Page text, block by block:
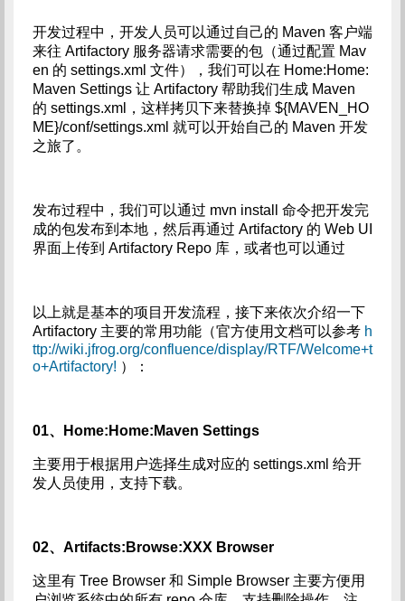
开发过程中，开发人员可以通过自己的 Maven 客户端
来往 Artifactory 服务器请求需要的包（通过配置 Mav
en 的 settings.xml 文件），我们可以在 Home:Home:
Maven Settings 让 Artifactory 帮助我们生成 Maven
的 settings.xml，这样拷贝下来替换掉 ${MAVEN_HO
ME}/conf/settings.xml 就可以开始自己的 Maven 开发
之旅了。
发布过程中，我们可以通过 mvn install 命令把开发完
成的包发布到本地，然后再通过 Artifactory 的 Web UI
界面上传到 Artifactory Repo 库，或者也可以通过
以上就是基本的项目开发流程，接下来依次介绍一下
Artifactory 主要的常用功能（官方使用文档可以参考 h
ttp://wiki.jfrog.org/confluence/display/RTF/Welcome+t
o+Artifactory! ）：
01、Home:Home:Maven Settings
主要用于根据用户选择生成对应的 settings.xml 给开
发人员使用，支持下载。
02、Artifacts:Browse:XXX Browser
这里有 Tree Browser 和 Simple Browser 主要方便用